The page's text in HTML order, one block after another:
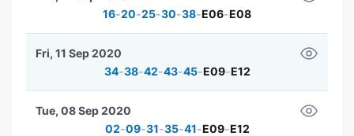
16-20-25-30-38-E06-E08
34-38-42-43-45-E09-E12
Fri, 11 Sep 2020
02-09-31-35-41-E09-E12
Tue, 08 Sep 2020